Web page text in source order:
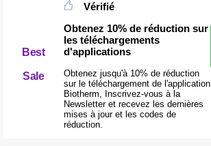
Best
Sale
Vérifié
Obtenez 10% de réduction sur
les téléchargements
d'applications
Obtenez jusqu'à 10% de réduction
sur le téléchargement de l'application
Biotherm, Inscrivez-vous à la
Newsletter et recevez les dernières
mises à jour et les codes de
réduction.